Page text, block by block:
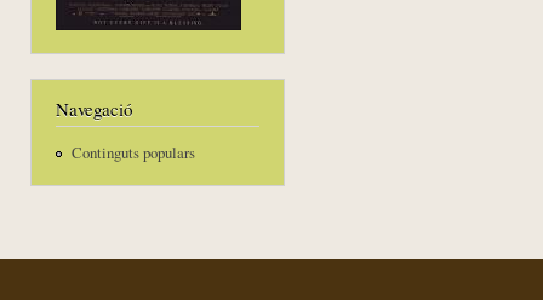
Navegació
Continguts populars